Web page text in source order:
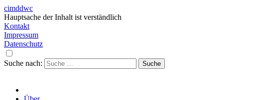
cimddwc
Hauptsache der Inhalt ist verständlich
Kontakt
Impressum
Datenschutz
Suche nach: